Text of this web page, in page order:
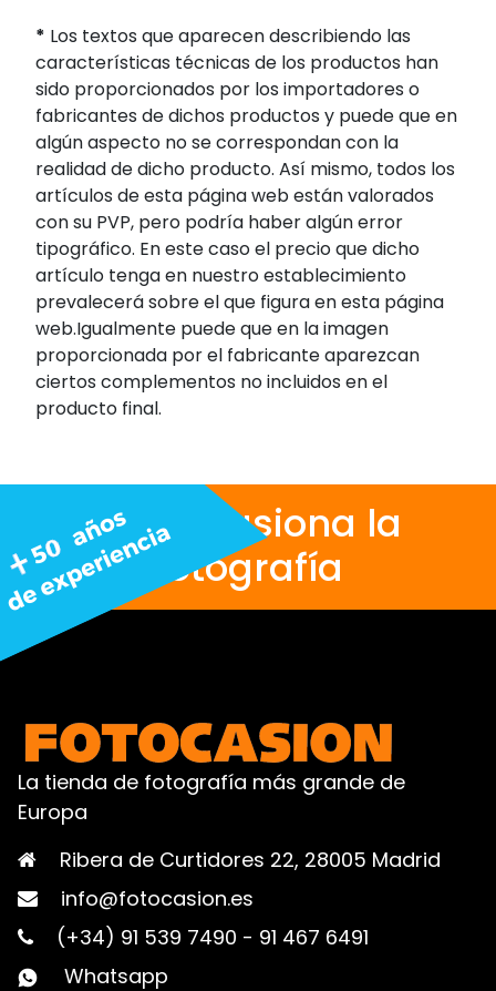
* Los textos que aparecen describiendo las
características técnicas de los productos han
sido proporcionados por los importadores o
fabricantes de dichos productos y puede que en
algún aspecto no se correspondan con la
realidad de dicho producto. Así mismo, todos los
artículos de esta página web están valorados
con su PVP, pero podría haber algún error
tipográfico. En este caso el precio que dicho
artículo tenga en nuestro establecimiento
prevalecerá sobre el que figura en esta página
web.Igualmente puede que en la imagen
proporcionada por el fabricante aparezcan
ciertos complementos no incluidos en el
producto final.
Nos apasiona la
fotografía
La tienda de fotografía más grande de
Europa
Ribera de Curtidores 22, 28005 Madrid
info@fotocasion.es
(+34) 91 539 7490 - 91 467 6491
Whatsapp